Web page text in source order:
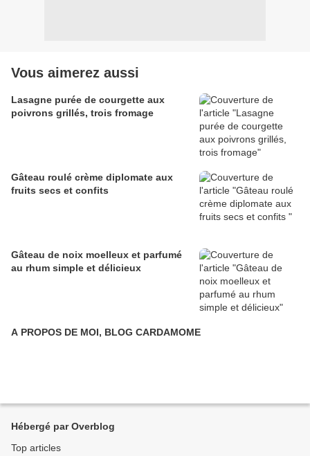
Vous aimerez aussi
Lasagne purée de courgette aux
poivrons grillés, trois fromage
Gâteau roulé crème diplomate aux
fruits secs et confits
Gâteau de noix moelleux et parfumé
au rhum simple et délicieux
A PROPOS DE MOI, BLOG CARDAMOME
Hébergé par Overblog
Top articles